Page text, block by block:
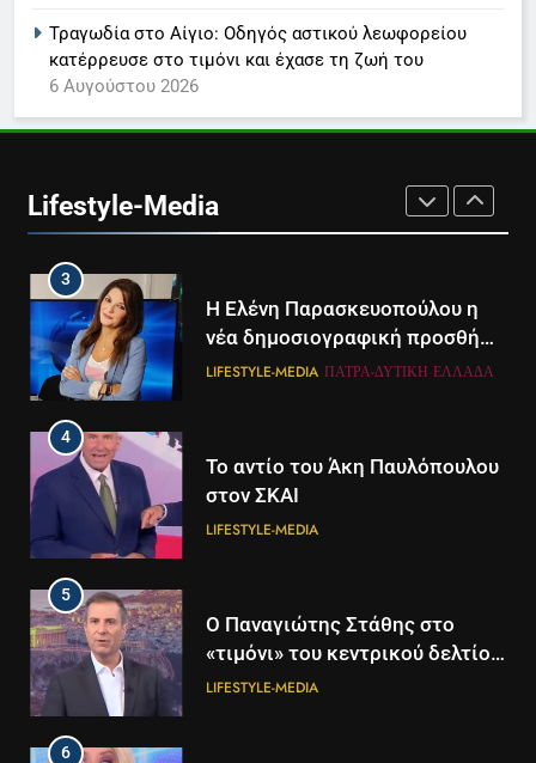
Τραγωδία στο Αίγιο: Οδηγός αστικού λεωφορείου
κατέρρευσε στο τιμόνι και έχασε τη ζωή του
6 Αυγούστου 2026
Lifestyle-Media
24
LIFESTYLE-MEDIA
2
LIFESTYLE-MEDIA
3
Η Ελένη Παρασκευοπούλου η
νέα δημοσιογραφική προσθήκη
του ΣΚΑΪ στην Πάτρα
LIFESTYLE-MEDIA ΠΆΤΡΑ-ΔΥΤΙΚΉ ΕΛΛΆΔΑ
4
Το αντίο του Άκη Παυλόπουλου
στον ΣΚΑΙ
LIFESTYLE-MEDIA
5
Ο Παναγιώτης Στάθης στο
«τιμόνι» του κεντρικού δελτίου
ειδήσεων της ΕΡΤ
LIFESTYLE-MEDIA
6
5
Διάστημα: Εντοπίστηκαν για
πρώτη φορά ενδείξεις για τον
άνεμο που εκπέμπει η μαύρη
ΔΙΕΘΝΉ ΕΠΙΣΤΉΜΗ
6